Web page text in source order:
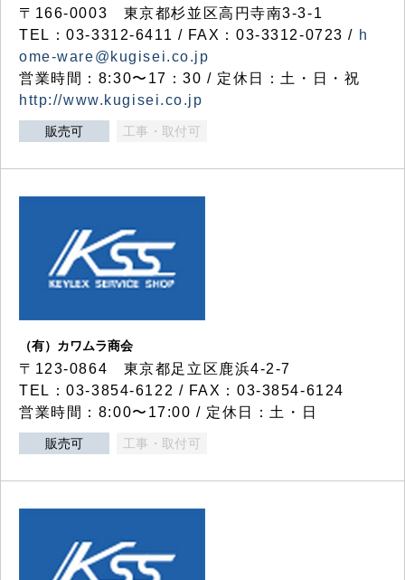
〒166-0003 東京都杉並区高円寺南3-3-1
TEL：03-3312-6411 / FAX：03-3312-0723 / h
ome-ware@kugisei.co.jp
営業時間：8:30〜17：30 / 定休日：土・日・祝
http://www.kugisei.co.jp
販売可 工事・取付可
（有）カワムラ商会
〒123-0864 東京都足立区鹿浜4-2-7
TEL：03-3854-6122 / FAX：03-3854-6124
営業時間：8:00〜17:00 / 定休日：土・日
販売可 工事・取付可